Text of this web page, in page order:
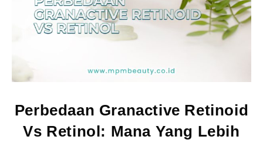
Perbedaan Granactive Retinoid
Vs Retinol: Mana Yang Lebih